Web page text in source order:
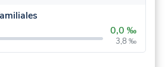
0,0 ‰
3,8 ‰